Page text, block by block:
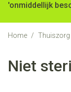
'onmiddellijk
Home / Thuiszorg
Niet